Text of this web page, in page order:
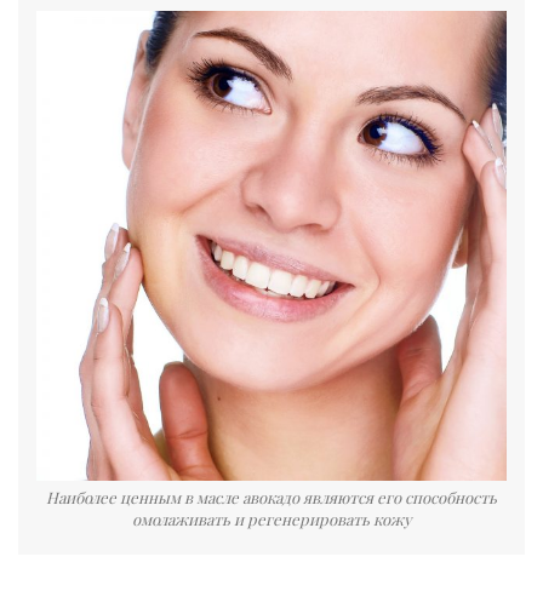
Наиболее ценным в масле авокадо являются его способность
омолаживать и регенерировать кожу